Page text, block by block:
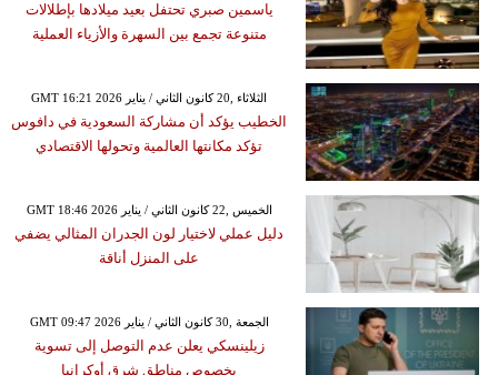
ياسمين صبري تحتفل بعيد ميلادها بإطلالات
متنوعة تجمع بين السهرة والأزياء العملية
GMT 16:21 2026 الثلاثاء ,20 كانون الثاني / يناير
الخطيب يؤكد أن مشاركة السعودية في دافوس
تؤكد مكانتها العالمية وتحولها الاقتصادي
GMT 18:46 2026 الخميس ,22 كانون الثاني / يناير
دليل عملي لاختيار لون الجدران المثالي يضفي
على المنزل أناقة
GMT 09:47 2026 الجمعة ,30 كانون الثاني / يناير
زيلينسكي يعلن عدم التوصل إلى تسوية
بخصوص مناطق شرق أوكرانيا